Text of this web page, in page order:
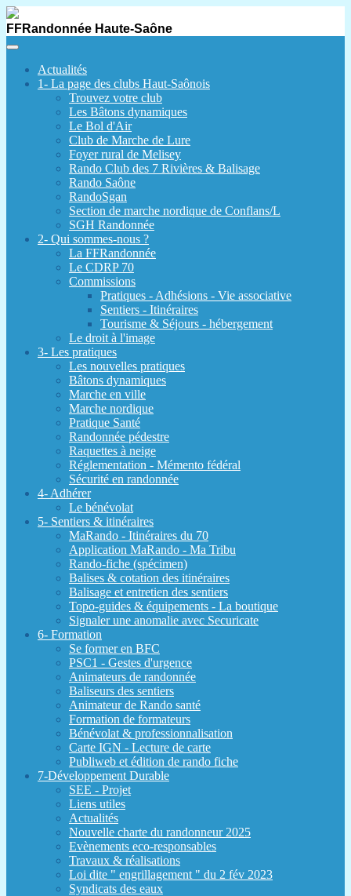
FFRandonnée Haute-Saône
Actualités
1- La page des clubs Haut-Saônois
Trouvez votre club
Les Bâtons dynamiques
Le Bol d'Air
Club de Marche de Lure
Foyer rural de Melisey
Rando Club des 7 Rivières & Balisage
Rando Saône
RandoSgan
Section de marche nordique de Conflans/L
SGH Randonnée
2- Qui sommes-nous ?
La FFRandonnée
Le CDRP 70
Commissions
Pratiques - Adhésions - Vie associative
Sentiers - Itinéraires
Tourisme & Séjours - hébergement
Le droit à l'image
3- Les pratiques
Les nouvelles pratiques
Bâtons dynamiques
Marche en ville
Marche nordique
Pratique Santé
Randonnée pédestre
Raquettes à neige
Réglementation - Mémento fédéral
Sécurité en randonnée
4- Adhérer
Le bénévolat
5- Sentiers & itinéraires
MaRando - Itinéraires du 70
Application MaRando - Ma Tribu
Rando-fiche (spécimen)
Balises & cotation des itinéraires
Balisage et entretien des sentiers
Topo-guides & équipements - La boutique
Signaler une anomalie avec Securicate
6- Formation
Se former en BFC
PSC1 - Gestes d'urgence
Animateurs de randonnée
Baliseurs des sentiers
Animateur de Rando santé
Formation de formateurs
Bénévolat & professionnalisation
Carte IGN - Lecture de carte
Publiweb et édition de rando fiche
7-Développement Durable
SEE - Projet
Liens utiles
Actualités
Nouvelle charte du randonneur 2025
Evènements eco-responsables
Travaux & réalisations
Loi dite " engrillagement " du 2 fév 2023
Syndicats des eaux